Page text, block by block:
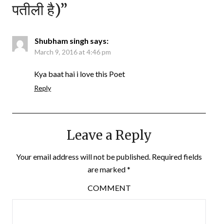
पतीली है)”
Shubham singh says:
March 9, 2016 at 4:46 pm
Kya baat hai i love this Poet
Reply
Leave a Reply
Your email address will not be published. Required fields
are marked*
COMMENT